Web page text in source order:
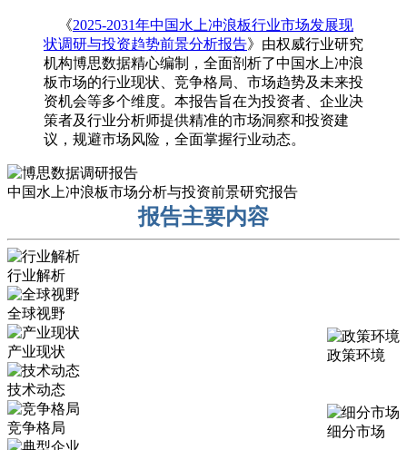
《2025-2031年中国水上冲浪板行业市场发展现
状调研与投资趋势前景分析报告》由权威行业研究
机构博思数据精心编制，全面剖析了中国水上冲浪
板市场的行业现状、竞争格局、市场趋势及未来投
资机会等多个维度。本报告旨在为投资者、企业决
策者及行业分析师提供精准的市场洞察和投资建
议，规避市场风险，全面掌握行业动态。
中国水上冲浪板市场分析与投资前景研究报告
报告主要内容
行业解析
全球视野
政策环境
产业现状
技术动态
细分市场
竞争格局